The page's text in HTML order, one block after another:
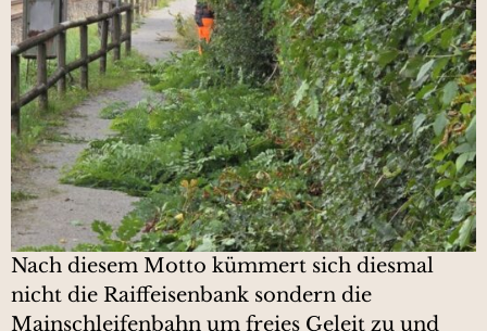
Nach diesem Motto kümmert sich diesmal
nicht die Raiffeisenbank sondern die
Mainschleifenbahn um freies Geleit zu und